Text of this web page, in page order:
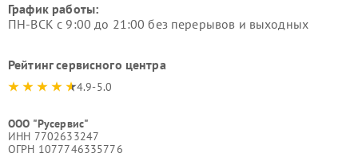
График работы:
ПН-ВСК с 9:00 до 21:00 без перерывов и выходных
Рейтинг сервисного центра
4.9-5.0
ООО "Русервис"
ИНН 7702633247
ОГРН 1077746335776